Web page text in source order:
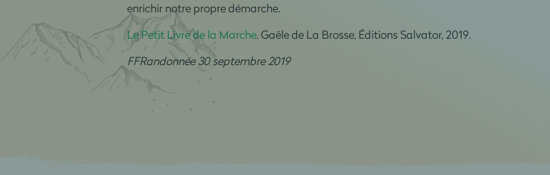
enrichir notre propre démarche.
Le Petit Livre de la Marche. Gaële de La Brosse, Éditions Salvator, 2019.
FFRandonnée 30 septembre 2019